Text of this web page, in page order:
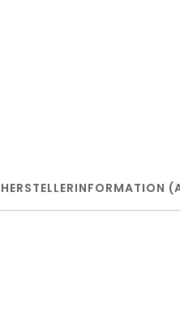
HERSTELLERINFORMATION